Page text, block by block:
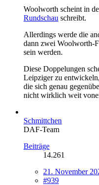
Woolworth scheint in
Rundschau schreibt.
Allerdings werde die
dann zwei Woolworth-
sein werden.
Diese Doppelungen
Leipziger zu
die sich genau
nicht wirklich weit
Schmittchen
DAF-Team
Beiträge
14.261
21. November
#939